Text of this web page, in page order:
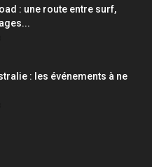
: une route entre surf,
: les événements à ne